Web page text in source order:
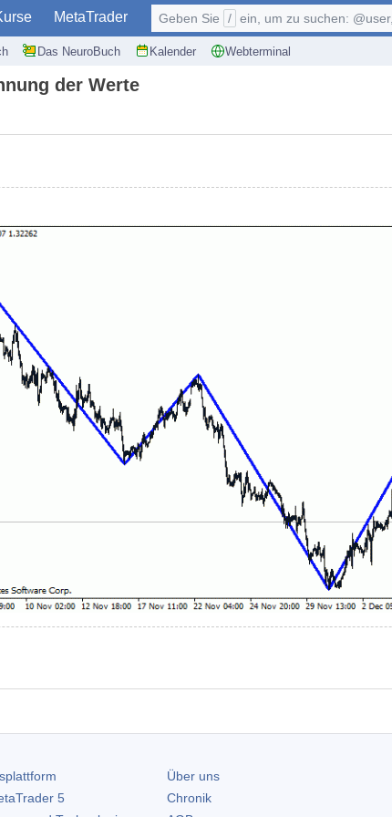
MetaTrader
Das NeuroBuch Kalender Webterminal
Geben Sie / ein, um zu suchen: @user, $symbol, ...
der Werte
5
Über uns
Chronik